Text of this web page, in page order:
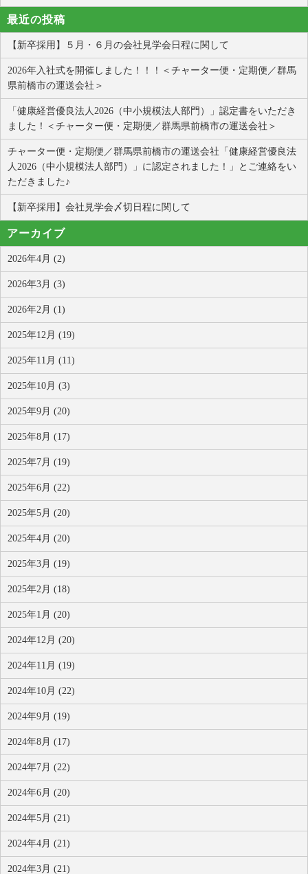
最近の投稿
【新卒採用】５月・６月の会社見学会日程に関して
2026年入社式を開催しました！！！＜チャーター便・定期便／群馬
県前橋市の運送会社＞
「健康経営優良法人2026（中小規模法人部門）」認定書をいただき
ました！＜チャーター便・定期便／群馬県前橋市の運送会社＞
チャーター便・定期便／群馬県前橋市の運送会社「健康経営優良法
人2026（中小規模法人部門）」に認定されました！」とご連絡をい
ただきました♪
【新卒採用】会社見学会〆切日程に関して
アーカイブ
2026年4月 (2)
2026年3月 (3)
2026年2月 (1)
2025年12月 (19)
2025年11月 (11)
2025年10月 (3)
2025年9月 (20)
2025年8月 (17)
2025年7月 (19)
2025年6月 (22)
2025年5月 (20)
2025年4月 (20)
2025年3月 (19)
2025年2月 (18)
2025年1月 (20)
2024年12月 (20)
2024年11月 (19)
2024年10月 (22)
2024年9月 (19)
2024年8月 (17)
2024年7月 (22)
2024年6月 (20)
2024年5月 (21)
2024年4月 (21)
2024年3月 (21)